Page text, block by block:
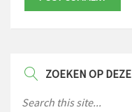
ZOEKEN OP